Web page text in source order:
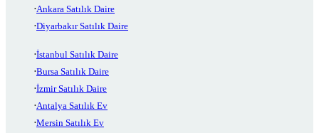
Ankara Satılık Daire
Diyarbakır Satılık Daire
İstanbul Satılık Daire
Bursa Satılık Daire
İzmir Satılık Daire
Antalya Satılık Ev
Mersin Satılık Ev